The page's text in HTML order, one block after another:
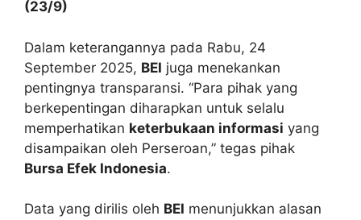
(23/9)
Dalam keterangannya pada Rabu, 24
September 2025, BEI juga menekankan
pentingnya transparansi. “Para pihak yang
berkepentingan diharapkan untuk selalu
memperhatikan keterbukaan informasi yang
disampaikan oleh Perseroan,” tegas pihak
Bursa Efek Indonesia.
Data yang dirilis oleh BEI menunjukkan alasan